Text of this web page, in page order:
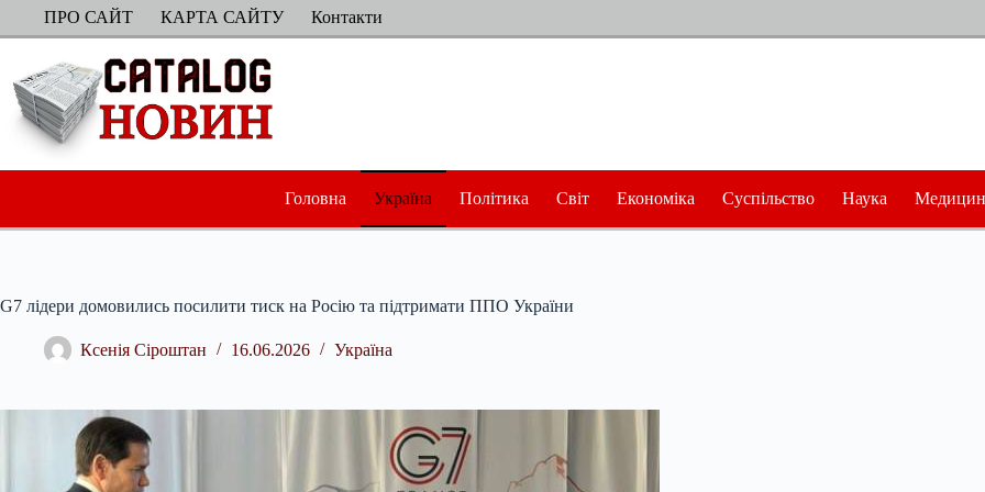
ПерейтиПРО САЙТ КАРТА САЙТУ Контакти
Головна Україна Політика Світ Економіка Суспільство Наука
G7 лідери домовились посилити тиск на Росію та підтримати ППО України
Ксенія Сіроштан 16.06.2026 Україна